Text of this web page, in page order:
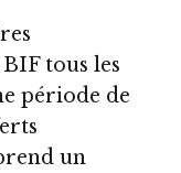
tous les
période de
un